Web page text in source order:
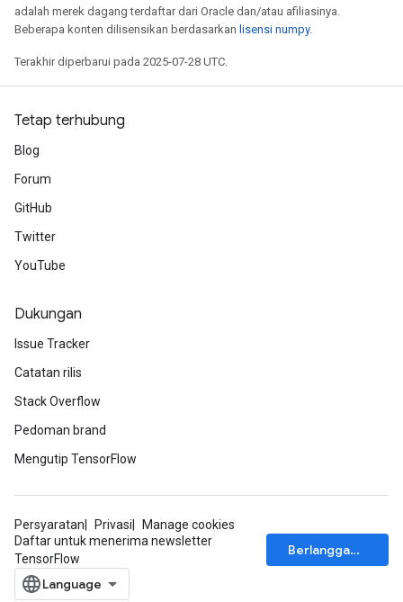
adalah merek dagang terdaftar dari Oracle dan/atau afiliasinya.
Beberapa konten dilisensikan berdasarkan lisensi numpy.
Terakhir diperbarui pada 2025-07-28 UTC.
Tetap terhubung
Blog
Forum
GitHub
Twitter
YouTube
Dukungan
Issue Tracker
Catatan rilis
Stack Overflow
Pedoman brand
Mengutip TensorFlow
Persyaratan Privasi
Manage cookies
Daftar untuk menerima newsletter
TensorFlow
Berlangganan